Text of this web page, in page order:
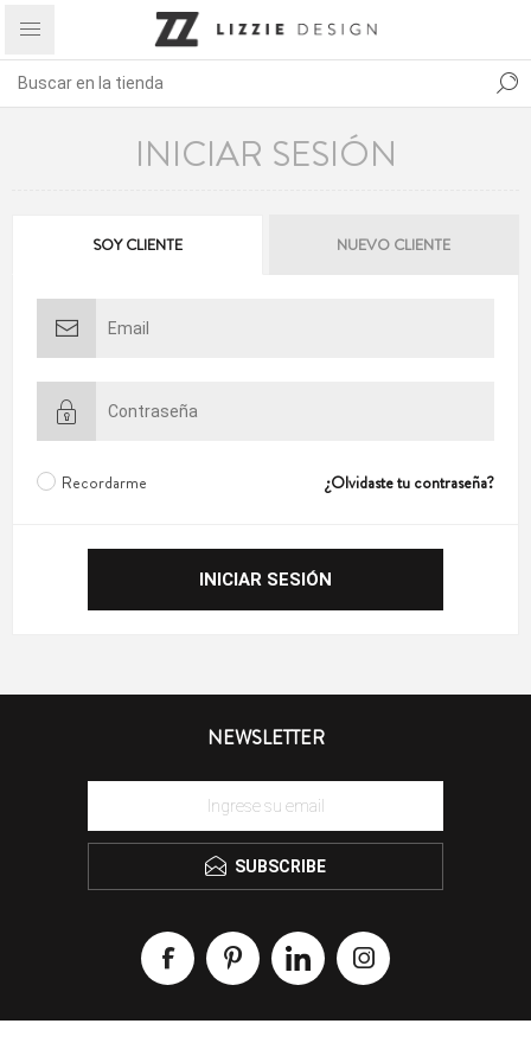
INICIAR SESIÓN
SOY CLIENTE NUEVO CLIENTE
Recordarme ¿Olvidaste tu contraseña?
NEWSLETTER
SUBSCRIBE